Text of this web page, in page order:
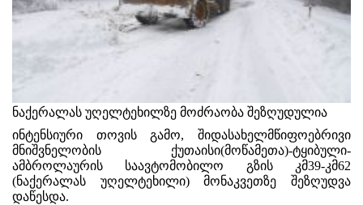
ნაქერალას უღელტეხილზე მოძრაობა შეზღუდულია
ინტენსიური თოვის გამო, შიდასახელმწიფოებრივი
მნიშვნელობის ქუთაისი(მოწამეთა)-ტყიბული-
ამბროლაურის საავტომობილო გზის კმ39-კმ62
(ნაქერალას უღელტეხილი) მონაკვეთზე შეზღუდვა
დაწესდა.